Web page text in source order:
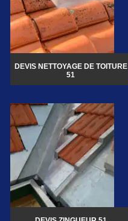
DEVIS NETTOYAGE DE TOITURE
51